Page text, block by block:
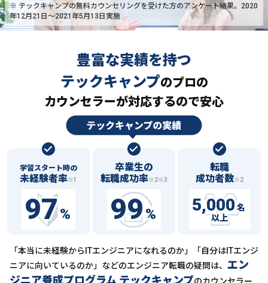
※ テックキャンプの無料カウンセリングを受けた方のアンケート結果。2020
年12月21日〜2021年5月13日実施
豊富な実績を持つ
テックキャンプのプロの
カウンセラーが対応するので安心
学習スタート時の
未経験者率※1
97%
卒業生の
転職成功率※2※3
99%
転職
成功者数※2
5,000 名
以上
「本当に未経験からITエンジニアになれるのか」「自分はITエンジ
ニアに向いているのか」などのエンジニア転職の疑問は、 エン
ジニア養成プログラム テックキャンプ